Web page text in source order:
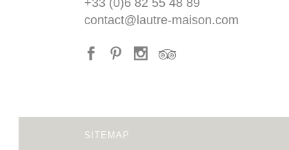
contact@lautre-maison.com
SITEMAP